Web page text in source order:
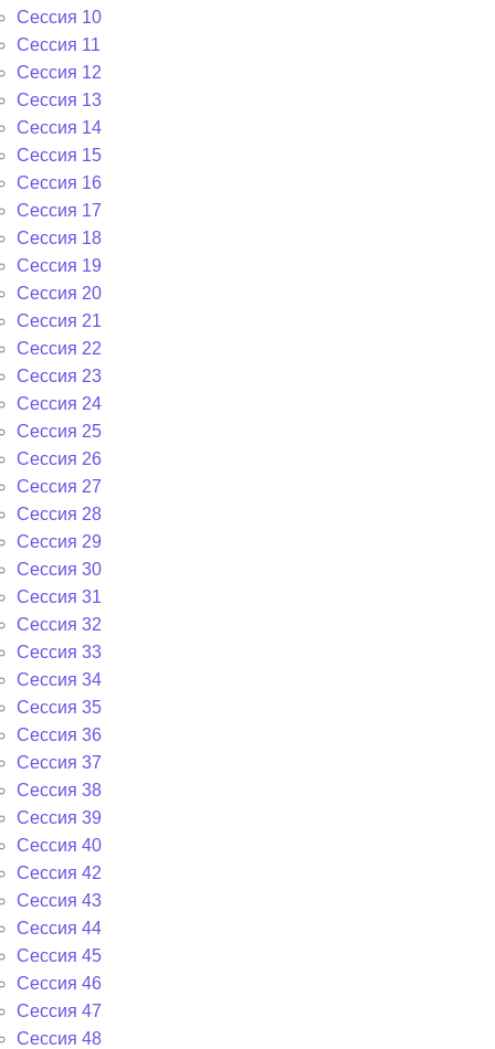
Сессия 10
Сессия 11
Сессия 12
Сессия 13
Сессия 14
Сессия 15
Сессия 16
Сессия 17
Сессия 18
Сессия 19
Сессия 20
Сессия 21
Сессия 22
Сессия 23
Сессия 24
Сессия 25
Сессия 26
Сессия 27
Сессия 28
Сессия 29
Сессия 30
Сессия 31
Сессия 32
Сессия 33
Сессия 34
Сессия 35
Сессия 36
Сессия 37
Сессия 38
Сессия 39
Сессия 40
Сессия 42
Сессия 43
Сессия 44
Сессия 45
Сессия 46
Сессия 47
Сессия 48